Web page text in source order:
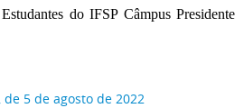
do IFSP Câmpus Presidente
de 5 de agosto de 2022